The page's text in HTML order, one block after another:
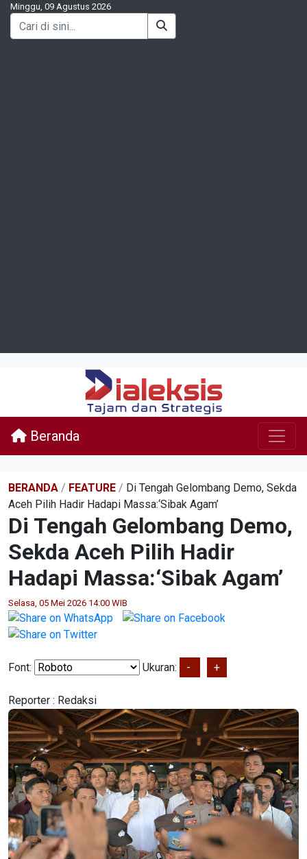
Minggu, 09 Agustus 2026
Beranda
BERANDA / FEATURE / Di Tengah Gelombang Demo, Sekda
Aceh Pilih Hadir Hadapi Massa:‘Sibak Agam’
Di Tengah Gelombang Demo,
Sekda Aceh Pilih Hadir
Hadapi Massa:‘Sibak Agam’
Selasa, 05 Mei 2026 14:00 WIB
Font: Ukuran: - +
Reporter : Redaksi